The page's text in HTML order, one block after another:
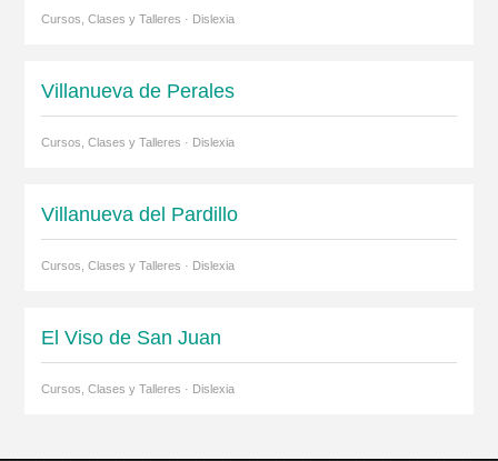
Cursos, Clases y Talleres · Dislexia
Villanueva de Perales
Cursos, Clases y Talleres · Dislexia
Villanueva del Pardillo
Cursos, Clases y Talleres · Dislexia
El Viso de San Juan
Cursos, Clases y Talleres · Dislexia